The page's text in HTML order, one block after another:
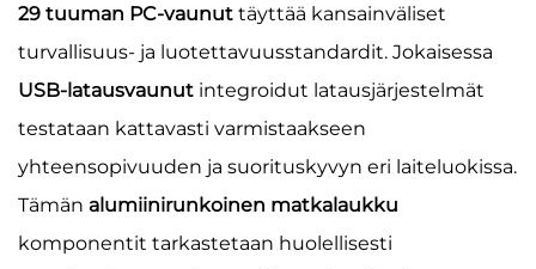
29 tuuman PC-vaunut täyttää kansainväliset
turvallisuus- ja luotettavuusstandardit. Jokaisessa
USB-latausvaunut integroidut latausjärjestelmät
testataan kattavasti varmistaakseen
yhteensopivuuden ja suorituskyvyn eri laiteluokissa.
Tämän alumiinirunkoinen matkalaukku
komponentit tarkastetaan huolellisesti